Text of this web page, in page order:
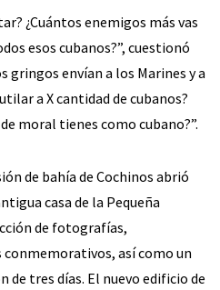
¿Cuántos enemigos más vas
esos cubanos?”, cuestionó
gringos envían a los Marines y a
a X cantidad de cubanos?
moral tienes como cubano?”.
de bahía de Cochinos abrió
casa de la Pequeña
de fotografías,
así como un
de tres días. El nuevo edificio de